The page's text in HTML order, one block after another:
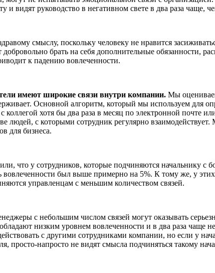
и видят руководство в негативном свете в два раза
смыслу, поскольку человеку не нравится
добровольно брать на себя дополнительные обязанности,
к падению вовлеченности.
имеют широкие связи внутри компании. Мы
Основной алгоритм, который мы используем для
коллегой хотя бы два раза в месяц по электронной почте
людей, с которыми сотрудник регулярно
для бизнеса.
что у сотрудников, которые подчиняются начальнику
вовлеченности был выше примерно на 5%. К тому же, у
управленцам с меньшим количеством связей.
с небольшим числом связей могут оказывать
низким уровнем вовлеченности и в два раза чаще
с другими сотрудниками компании, но если у
просто-напросто не видят смысла подчиняться такому